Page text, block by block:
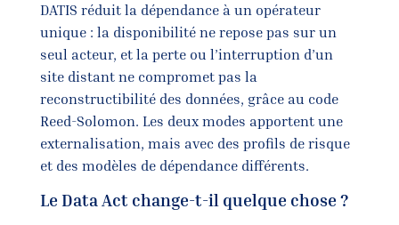
DATIS réduit la dépendance à un opérateur
unique : la disponibilité ne repose pas sur un
seul acteur, et la perte ou l’interruption d’un
site distant ne compromet pas la
reconstructibilité des données, grâce au code
Reed-Solomon. Les deux modes apportent une
externalisation, mais avec des profils de risque
et des modèles de dépendance différents.
Le Data Act change-t-il quelque chose ?